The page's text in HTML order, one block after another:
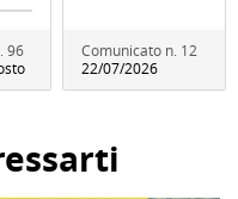
96
Comunicato n. 12
22/07/2026